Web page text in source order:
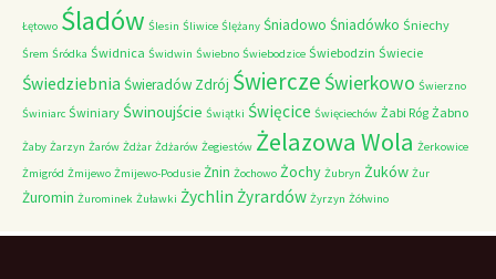
Łętowo Śladów Ślesin Śliwice Ślężany Śniadowo Śniadówko Śniechy
Śrem Śródka Świdnica Świdwin Świebno Świebodzice Świebodzin Świecie
Świedziebnia Świeradów Zdrój Świercze Świerkowo Świerzno
Świniarc Świniary Świnoujście Świątki Święcice Święciechów Żabi Róg Żabno
Żaby Żarzyn Żarów Żdżar Żdżarów Żegiestów Żelazowa Wola Żerkowice
Żmigród Żmijewo Żmijewo-Podusie Żnin Żochowo Żochy Żubryn Żuków Żur
Żuromin Żurominek Żuławki Żychlin Żyrardów Żyrzyn Żółwino